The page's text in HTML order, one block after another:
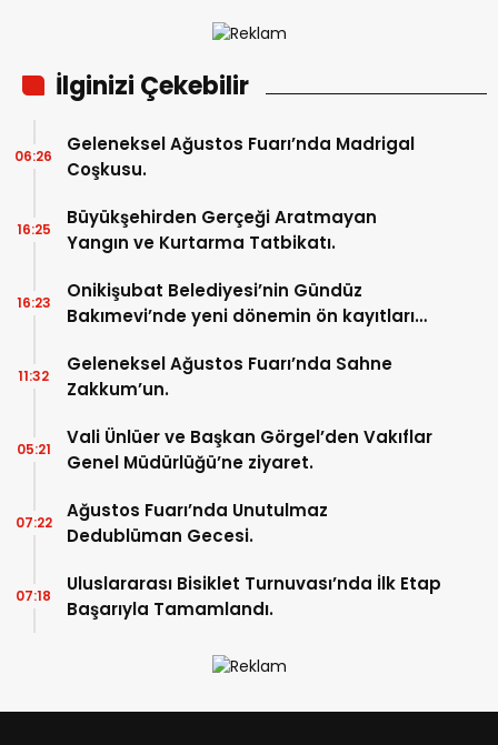
İlginizi Çekebilir
Geleneksel Ağustos Fuarı’nda Madrigal
Coşkusu.
06:26
Büyükşehirden Gerçeği Aratmayan
Yangın ve Kurtarma Tatbikatı.
16:25
Onikişubat Belediyesi’nin Gündüz
Bakımevi’nde yeni dönemin ön kayıtları
16:23
Geleneksel Ağustos Fuarı’nda Sahne
Zakkum’un.
11:32
Vali Ünlüer ve Başkan Görgel’den Vakıflar
Genel Müdürlüğü’ne ziyaret.
05:21
Ağustos Fuarı’nda Unutulmaz
Dedublüman Gecesi.
07:22
Uluslararası Bisiklet Turnuvası’nda İlk Etap
Başarıyla Tamamlandı.
07:18